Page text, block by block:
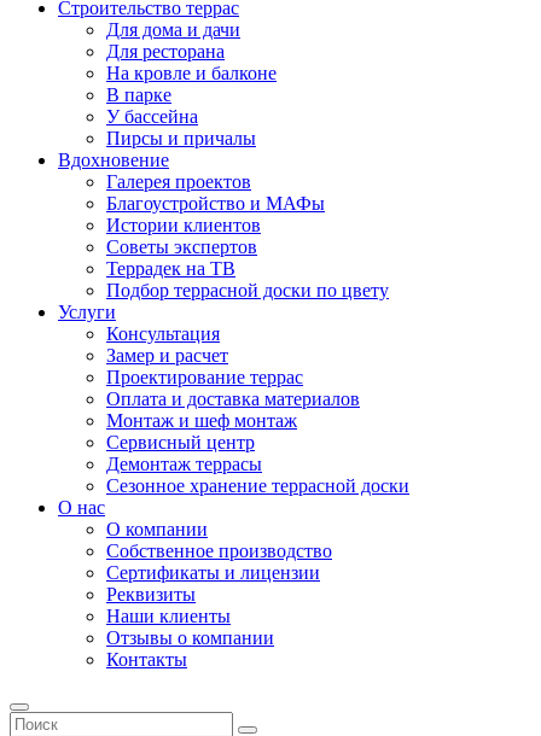
Строительство террас
Для дома и дачи
Для ресторана
На кровле и балконе
В парке
У бассейна
Пирсы и причалы
Вдохновение
Галерея проектов
Благоустройство и МАФы
Истории клиентов
Советы экспертов
Террадек на ТВ
Подбор террасной доски по цвету
Услуги
Консультация
Замер и расчет
Проектирование террас
Оплата и доставка материалов
Монтаж и шеф монтаж
Сервисный центр
Демонтаж террасы
Сезонное хранение террасной доски
О нас
О компании
Собственное производство
Сертификаты и лицензии
Реквизиты
Наши клиенты
Отзывы о компании
Контакты